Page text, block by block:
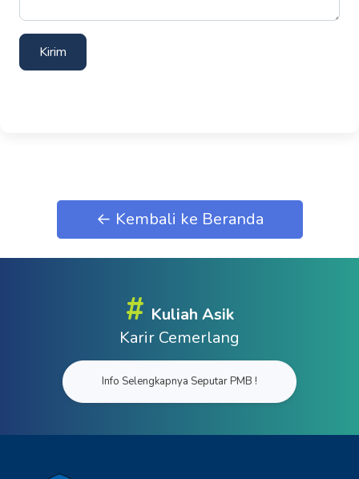
Kirim
← Kembali ke Beranda
# Kuliah Asik
Karir Cemerlang
Info Selengkapnya Seputar PMB !